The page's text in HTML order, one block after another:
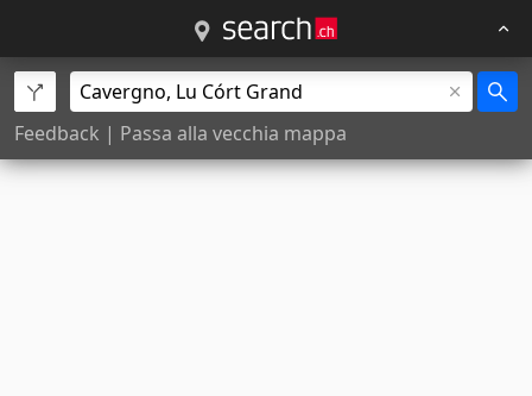
Feedback | Passa alla vecchia mappa